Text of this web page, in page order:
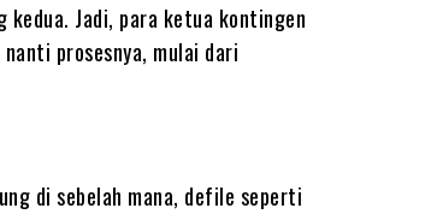
kedua. Jadi, para ketua kontingen
prosesnya, mulai dari
di sebelah mana, defile seperti